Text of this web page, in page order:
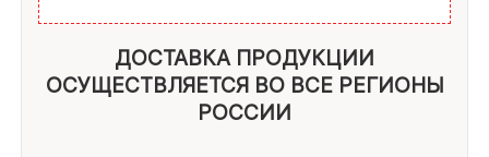
Брусчатка 80 ммот 97 кв.м. до 125 кв.м.
Норма загрузки ступеней, слэбов и других
изделий из гранита зависят также от их
метрических характеристик. Наши
ДОСТАВКА ПРОДУКЦИИ
ОСУЩЕСТВЛЯЕТСЯ ВО ВСЕ РЕГИОНЫ
РОССИИ